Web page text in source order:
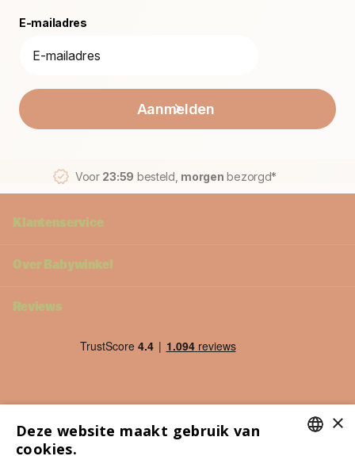
E-mailadres
Aanmelden
Voor 23:59 besteld, morgen bezorgd*
Klantenservice
Over Babywinkel
Reviews
×
Deze website maakt gebruik van
cookies.